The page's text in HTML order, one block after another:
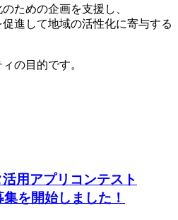
ための企画を支援し、
進して地域の活性化に寄与する
の目的です。
活用アプリコンテスト
を開始しました！